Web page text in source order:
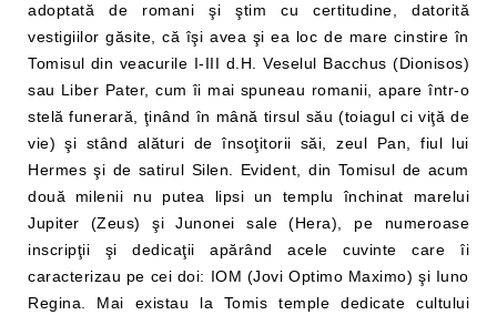
adoptată de romani şi ştim cu certitudine, datorită
vestigiilor găsite, că îşi avea şi ea loc de mare cinstire în
Tomisul din veacurile I-III d.H. Veselul Bacchus (Dionisos)
sau Liber Pater, cum îi mai spuneau romanii, apare într-o
stelă funerară, ţinând în mână tirsul său (toiagul ci viţă de
vie) şi stând alături de însoţitorii săi, zeul Pan, fiul lui
Hermes şi de satirul Silen. Evident, din Tomisul de acum
două milenii nu putea lipsi un templu închinat marelui
Jupiter (Zeus) şi Junonei sale (Hera), pe numeroase
inscripţii şi dedicaţii apărând acele cuvinte care îi
caracterizau pe cei doi: IOM (Jovi Optimo Maximo) şi Iuno
Regina. Mai existau la Tomis temple dedicate cultului